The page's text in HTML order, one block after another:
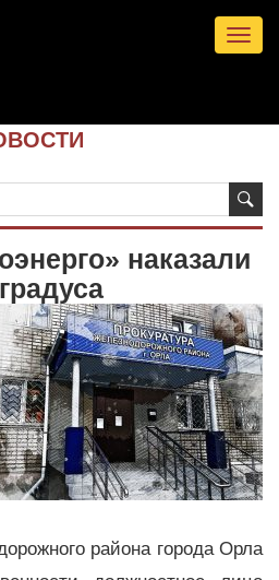
наказали
района города Орла